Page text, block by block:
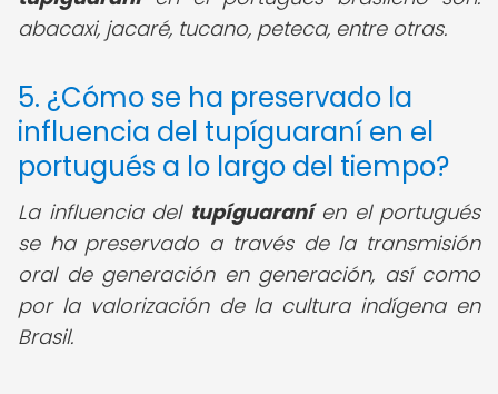
abacaxi, jacaré, tucano, peteca, entre otras.
5. ¿Cómo se ha preservado la
influencia del tupíguaraní en el
portugués a lo largo del tiempo?
La influencia del tupíguaraníen el portugués
se ha preservado a través de la transmisión
oral de generación en generación, así como
por la valorización de la cultura indígena en
Brasil.